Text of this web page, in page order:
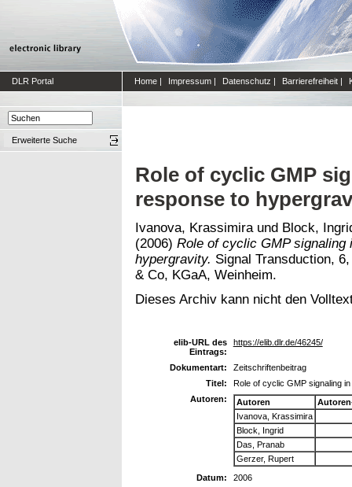
DLR Portal Home | Impressum | Datenschutz | Barrierefreiheit |
Erweiterte Suche
Role of cyclic GMP
response to
Ivanova, Krassimira und Block,
(2006) Role of cyclic GMP signaling
hypergravity. Signal Transduction,
& Co, KGaA, Weinheim.
Dieses Archiv kann nicht den
elib-URL des
Eintrags:
https://elib.dlr.de/46245/
Dokumentart:
Zeitschriftenbeitrag
Titel:
Role of cyclic GMP signaling
Autoren:
Autoren
Ivanova, Krassimira
Block, Ingrid
Das, Pranab
Gerzer, Rupert
Datum:
2006